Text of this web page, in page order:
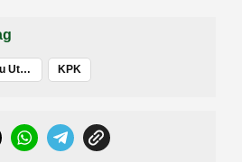
Gubernur Maluku Utara KPK